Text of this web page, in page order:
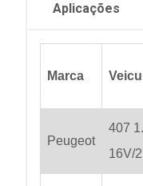
Aplicações
Marca
Peugeot
407
16V/